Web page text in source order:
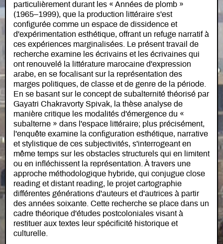
particulièrement durant les « Années de plomb »
(1965–1999), que la production littéraire s'est
configurée comme un espace de dissidence et
d'expérimentation esthétique, offrant un refuge narratif à
ces expériences marginalisées. Le présent travail de
recherche examine les écrivains et les écrivaines qui
ont renouvelé la littérature marocaine d'expression
arabe, en se focalisant sur la représentation des
marges politiques, de classe et de genre de la période.
En se basant sur le concept de subalternité théorisé par
Gayatri Chakravorty Spivak, la thèse analyse de
manière critique les modalités d'émergence du «
subalterne » dans l'espace littéraire; plus précisément,
l'enquête examine la configuration esthétique, narrative
et stylistique de ces subjectivités, s'interrogeant en
même temps sur les obstacles structurels qui en limitent
ou en infléchissent la représentation. À travers une
approche méthodologique hybride, qui conjugue close
reading et distant reading, le projet cartographie
différentes générations d'auteurs et d'autrices à partir
des années soixante. Cette recherche se place dans un
cadre théorique d'études postcoloniales visant à
restituer aux textes leur spécificité historique et
culturelle.